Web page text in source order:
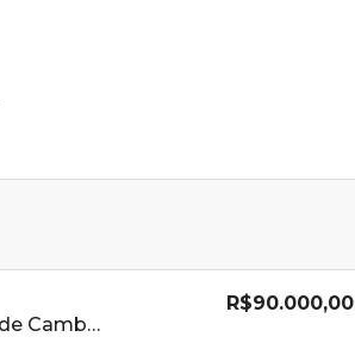
Lote de 200m ² a 2km do Centro de Cambui MG À Venda
R$90.000,00